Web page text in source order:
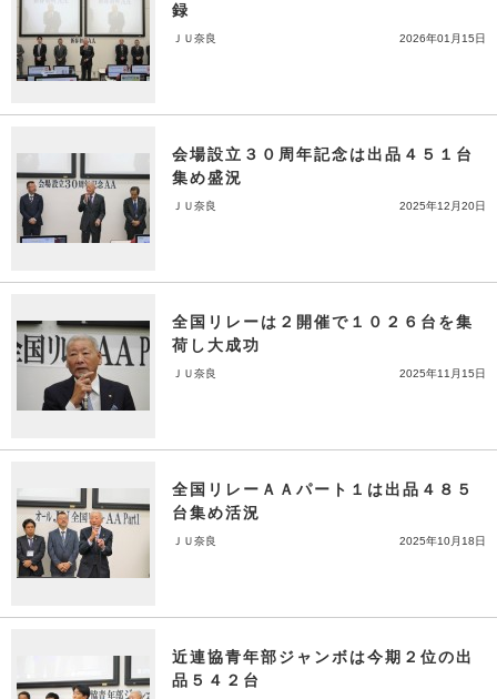
録
ＪＵ奈良 2026年01月15日
会場設立３０周年記念は出品４５１台
集め盛況
ＪＵ奈良 2025年12月20日
全国リレーは２開催で１０２６台を集
荷し大成功
ＪＵ奈良 2025年11月15日
全国リレーＡＡパート１は出品４８５
台集め活況
ＪＵ奈良 2025年10月18日
近連協青年部ジャンボは今期２位の出
品５４２台